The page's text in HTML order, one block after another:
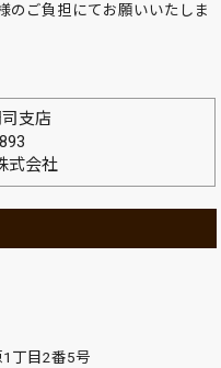
のご負担にてお願いいたしま
支店
式会社
丁目2番5号